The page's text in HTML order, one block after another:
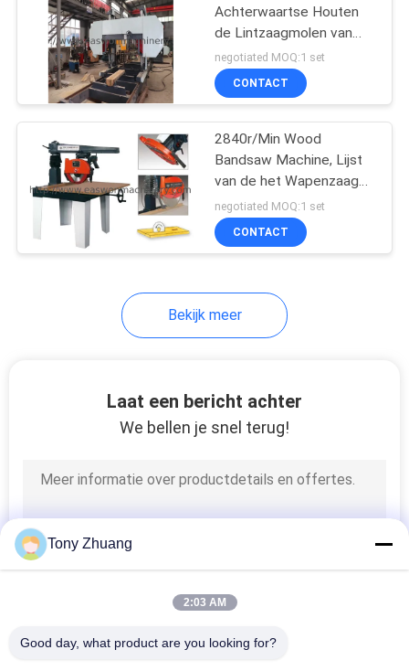
De Cabine van de
houtbewerkingsnevel
Vinger Gezamenlijke
De Machine van de
membraanpers
Achterwaartse Houten
de Lintzaagmolen van
L12m Horizontaal voor
Hardhout
negotiated MOQ:1 set
CONTACT
2840r/Min Wood
Bandsaw Machine, Lijst
van de het Wapenzaag
van MJ223A MJ224C
MJ224D de Radiale
negotiated MOQ:1 set
CONTACT
Bekijk meer
Laat een bericht achter
We bellen je snel terug!
Tony Zhuang
2:03 AM
Good day, what product are you looking for?